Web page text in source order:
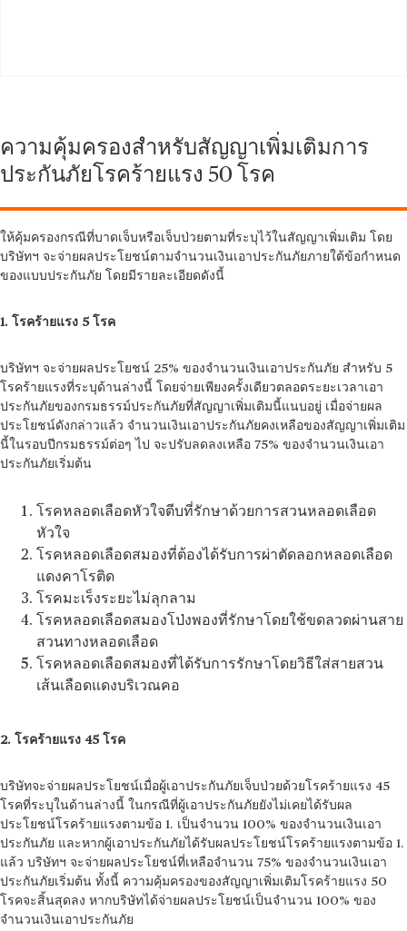
ความคุ้มครองสำหรับสัญญาเพิ่มเติมการ
ประกันภัยโรคร้ายแรง 50 โรค
ให้คุ้มครองกรณีที่บาดเจ็บหรือเจ็บป่วยตามที่ระบุไว้ในสัญญาเพิ่มเติม โดย
บริษัทฯ จะจ่ายผลประโยชน์ตามจำนวนเงินเอาประกันภัยภายใต้ข้อกำหนด
ของแบบประกันภัย โดยมีรายละเอียดดังนี้
1. โรคร้ายแรง 5 โรค
บริษัทฯ จะจ่ายผลประโยชน์ 25% ของจำนวนเงินเอาประกันภัย สำหรับ 5
โรคร้ายแรงที่ระบุด้านล่างนี้ โดยจ่ายเพียงครั้งเดียวตลอดระยะเวลาเอา
ประกันภัยของกรมธรรม์ประกันภัยที่สัญญาเพิ่มเติมนี้แนบอยู่ เมื่อจ่ายผล
ประโยชน์ดังกล่าวแล้ว จำนวนเงินเอาประกันภัยคงเหลือของสัญญาเพิ่มเติม
นี้ในรอบปีกรมธรรม์ต่อๆ ไป จะปรับลดลงเหลือ 75% ของจำนวนเงินเอา
ประกันภัยเริ่มต้น
โรคหลอดเลือดหัวใจตีบที่รักษาด้วยการสวนหลอดเลือด
หัวใจ
โรคหลอดเลือดสมองที่ต้องได้รับการผ่าตัดลอกหลอดเลือด
แดงคาโรติด
โรคมะเร็งระยะไม่ลุกลาม
โรคหลอดเลือดสมองโป่งพองที่รักษาโดยใช้ขดลวดผ่านสาย
สวนทางหลอดเลือด
โรคหลอดเลือดสมองที่ได้รับการรักษาโดยวิธีใส่สายสวน
เส้นเลือดแดงบริเวณคอ
2. โรคร้ายแรง 45 โรค
บริษัทจะจ่ายผลประโยชน์เมื่อผู้เอาประกันภัยเจ็บป่วยด้วยโรคร้ายแรง 45
โรคที่ระบุในด้านล่างนี้ ในกรณีที่ผู้เอาประกันภัยยังไม่เคยได้รับผล
ประโยชน์โรคร้ายแรงตามข้อ 1. เป็นจำนวน 100% ของจำนวนเงินเอา
ประกันภัย และหากผู้เอาประกันภัยได้รับผลประโยชน์โรคร้ายแรงตามข้อ 1.
แล้ว บริษัทฯ จะจ่ายผลประโยชน์ที่เหลือจำนวน 75% ของจำนวนเงินเอา
ประกันภัยเริ่มต้น ทั้งนี้ ความคุ้มครองของสัญญาเพิ่มเติมโรคร้ายแรง 50
โรคจะสิ้นสุดลง หากบริษัทได้จ่ายผลประโยชน์เป็นจำนวน 100% ของ
จำนวนเงินเอาประกันภัย